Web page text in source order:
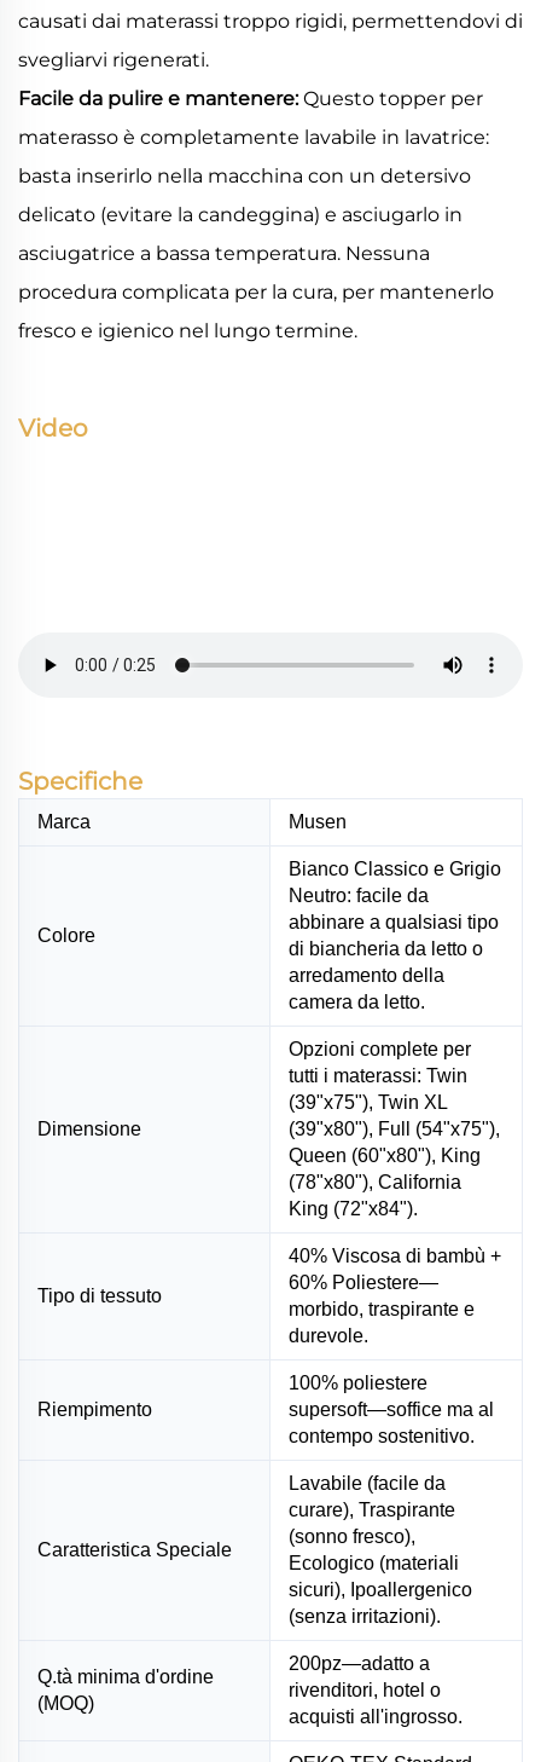
causati dai materassi troppo rigidi, permettendovi di
svegliarvi rigenerati.
Facile da pulire e mantenere:Questo topper per
materasso è completamente lavabile in lavatrice:
basta inserirlo nella macchina con un detersivo
delicato (evitare la candeggina) e asciugarlo in
asciugatrice a bassa temperatura. Nessuna
procedura complicata per la cura, per mantenerlo
fresco e igienico nel lungo termine.
Video
Specifiche
Marca Musen
Colore
Bianco Classico e Grigio
Neutro: facile da
abbinare a qualsiasi tipo
di biancheria da letto o
arredamento della
camera da letto.
Dimensione
Opzioni complete per
tutti i materassi: Twin
(39"x75"), Twin XL
(39"x80"), Full (54"x75"),
Queen (60"x80"), King
(78"x80"), California
King (72"x84").
Tipo di tessuto
40% Viscosa di bambù +
60% Poliestere—
morbido, traspirante e
durevole.
Riempimento
100% poliestere
supersoft—soffice ma al
contempo sostenitivo.
Caratteristica Speciale
Lavabile (facile da
curare), Traspirante
(sonno fresco),
Ecologico (materiali
sicuri), Ipoallergenico
(senza irritazioni).
Q.tà minima d'ordine
(MOQ)
200pz—adatto a
rivenditori, hotel o
acquisti all'ingrosso.